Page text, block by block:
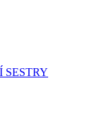
SESTRY